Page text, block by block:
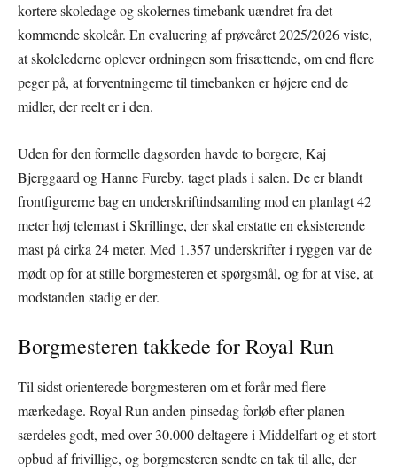
kortere skoledage og skolernes timebank uændret fra det
kommende skoleår. En evaluering af prøveåret 2025/2026 viste,
at skolelederne oplever ordningen som frisættende, om end flere
peger på, at forventningerne til timebanken er højere end de
midler, der reelt er i den.
Uden for den formelle dagsorden havde to borgere, Kaj
Bjerggaard og Hanne Fureby, taget plads i salen. De er blandt
frontfigurerne bag en underskriftindsamling mod en planlagt 42
meter høj telemast i Skrillinge, der skal erstatte en eksisterende
mast på cirka 24 meter. Med 1.357 underskrifter i ryggen var de
mødt op for at stille borgmesteren et spørgsmål, og for at vise, at
modstanden stadig er der.
Borgmesteren takkede for Royal Run
Til sidst orienterede borgmesteren om et forår med flere
mærkedage. Royal Run anden pinsedag forløb efter planen
særdeles godt, med over 30.000 deltagere i Middelfart og et stort
opbud af frivillige, og borgmesteren sendte en tak til alle, der